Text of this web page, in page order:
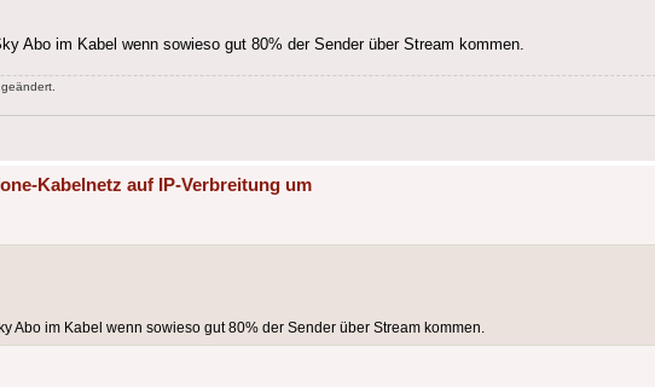
Abo im Kabel wenn sowieso gut 80% der Sender über Stream kommen.
Kabelnetz auf IP-Verbreitung um
Abo im Kabel wenn sowieso gut 80% der Sender über Stream kommen.